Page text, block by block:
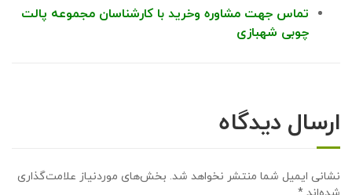
تماس جهت مشاوره وخرید با کارشناسان مجموعه پالت
چوبی شهبازی
ارسال دیدگاه
نشانی ایمیل شما منتشر نخواهد شد. بخش‌های موردنیاز علامت‌گذاری